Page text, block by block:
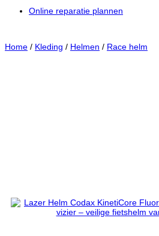
Online reparatie plannen
Home / Kleding / Helmen / Race helm